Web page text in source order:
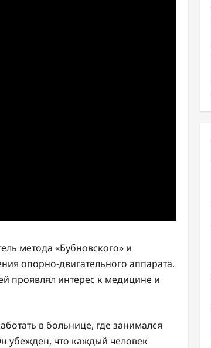
метода «Бубновского» и
опорно-двигательного аппарата.
проявлял интерес к медицине и
в больнице, где занимался
убежден, что каждый человек